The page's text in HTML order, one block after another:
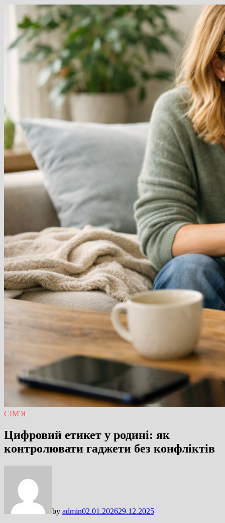
СІМ'Я
Цифровий етикет у родині: як
контролювати гаджети без конфліктів
by admin02.01.202629.12.2025